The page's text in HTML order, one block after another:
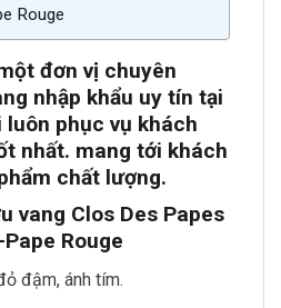
Rouge
đơn vị chuyên
nhập khẩu uy tín tại
luôn phụcvụ khách
nhất. mang tới khách
chất lượng.
vang Clos Des Papes
Rouge
đậm, ánh tím.